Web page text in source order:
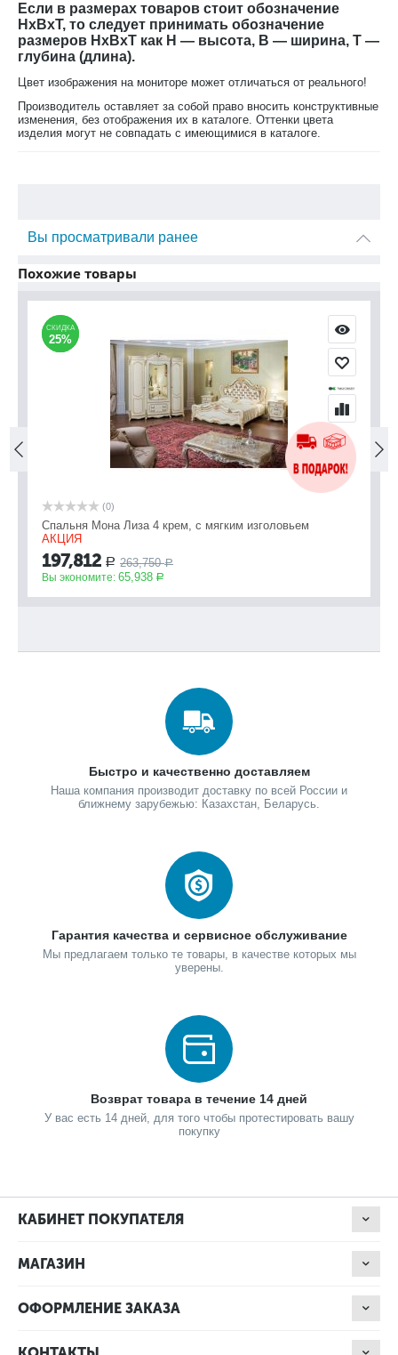
Туалетный стол: 1798*540*815
Тумба прикроватная 2шт: 715*445*748
Кровать: 2135*2327*1722 (спальное место 1800х2000).
Спальню Версаль можно купить комплектом или
поэлементно.
Если в размерах товаров стоит обозначение
HxBxT, то следует принимать обозначение
размеров HxBxT как H — высота, B — ширина, T —
глубина (длина).
Цвет изображения на мониторе может отличаться от реального!
Производитель оставляет за собой право вносить конструктивные
изменения, без отображения их в каталоге. Оттенки цвета
изделия могут не совпадать с имеющимися в каталоге.
Вы просматривали ранее
Похожие товары
СКИДКА
25%
СКИДКА
25%
(0)
Спальня Мона Лиза 4 крем, с мягким изголовьем
АКЦИЯ
197,812 Р 263,750 Р
Вы экономите: 65,938 Р
Быстро и качественно доставляем
Наша компания производит доставку по всей России и
ближнему зарубежью: Казахстан, Беларусь.
Гарантия качества и сервисное обслуживание
Мы предлагаем только те товары, в качестве которых мы
уверены.
Возврат товара в течение 14 дней
У вас есть 14 дней, для того чтобы протестировать вашу
покупку
КАБИНЕТ ПОКУПАТЕЛЯ
МАГАЗИН
ОФОРМЛЕНИЕ ЗАКАЗА